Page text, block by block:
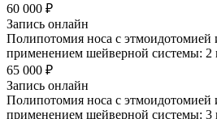
60 000 ₽
Запись онлайн
Полипотомия носа с этмоидотомией
применением шейверной системы: 2
65 000 ₽
Запись онлайн
Полипотомия носа с этмоидотомией
применением шейверной системы: 3